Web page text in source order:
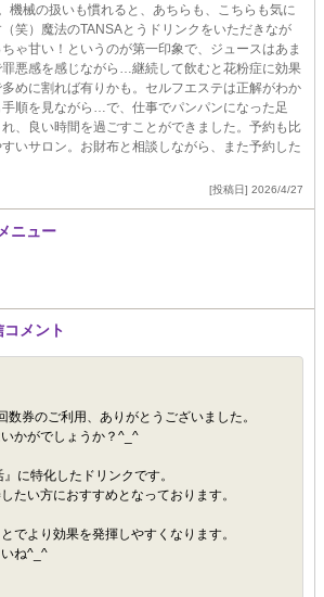
機械の扱いも慣れると、あちらも、こちらも気に
笑）魔法のTANSAとうドリンクをいただきなが
ゃ甘い！というのが第一印象で、ジュースはあま
悪感を感じながら…継続して飲むと花粉症に効果
めに割れば有りかも。セルフエステは正解がわか
順を見ながら…で、仕事でパンパンになった足
、良い時間を過ごすことができました。予約も比
いサロン。お財布と相談しながら、また予約した
[投稿日] 2026/4/27
ニュー
メント
数券のご利用、ありがとうございました。
かがでしょうか？^_^
に特化したドリンクです。
たい方におすすめとなっております。
でより効果を発揮しやすくなります。
ね^_^